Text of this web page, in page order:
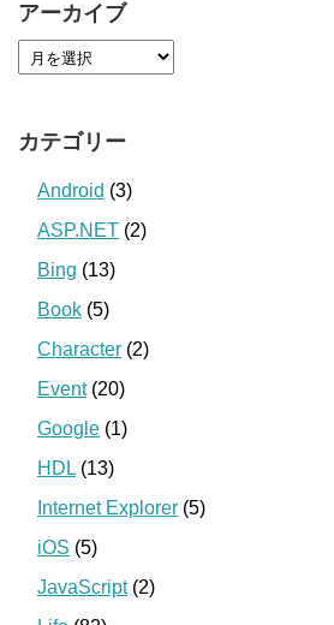
アーカイブ
カテゴリー
Android (3)
ASP.NET (2)
Bing (13)
Book (5)
Character (2)
Event(20)
Google (1)
HDL (13)
Internet Explorer (5)
iOS (5)
JavaScript(2)